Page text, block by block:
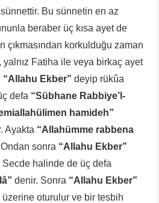
Bu sünnetin en az
beraber üç kısa ayet de
çıkmasından korkulduğu zaman
Fatiha ile veya birkaç ayet
“Allahu Ekber” deyip rükûa
defa “Sübhane Rabbiye’l-
hamideh”
Ayakta “Allahümme rabbena
sonra “Allahu Ekber”
Secde halinde de üç defa
denir. Sonra “Allahu Ekber”
üzerine oturulur ve bir tesbih